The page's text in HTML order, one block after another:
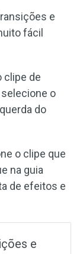
e
fácil
clipe de
selecione o
do
o clipe que
na guia
de efeitos e
e